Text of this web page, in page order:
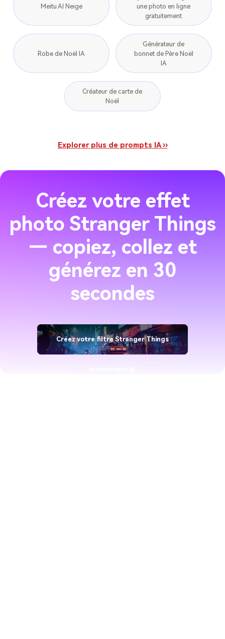
Meitu AI Neige
une photo en ligne
gratuitement
Robe de Noël IA
Générateur de
bonnet de Père Noël
IA
Créateur de carte de
Noël
Explorer plus de prompts IA ››
Créez votre effet
photo Stranger Things
— copiez, collez et
générez en 30
secondes
Créez votre filtre Stranger Things